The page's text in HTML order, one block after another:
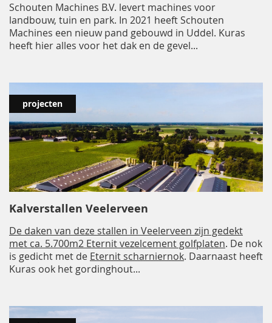
Schouten Machines B.V. levert machines voor
landbouw, tuin en park. In 2021 heeft Schouten
Machines een nieuw pand gebouwd in Uddel. Kuras
heeft hier alles voor het dak en de gevel...
projecten
Kalverstallen Veelerveen
De daken van deze stallen in Veelerveen zijn gedekt
met ca. 5.700m2 Eternit vezelcement golfplaten. De nok
is gedicht met de Eternit scharniernok. Daarnaast heeft
Kuras ook het gordinghout...